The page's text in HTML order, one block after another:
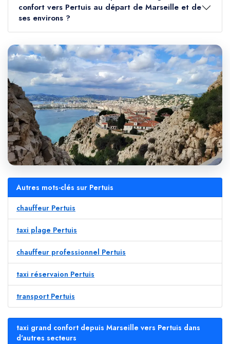
confort vers Pertuis au départ de Marseille et de
ses environs ?
Autres mots-clés sur Pertuis
chauffeur Pertuis
taxi plage Pertuis
chauffeur professionnel Pertuis
taxi réservaion Pertuis
transport Pertuis
taxi grand confort depuis Marseille vers Pertuis dans
d'autres secteurs